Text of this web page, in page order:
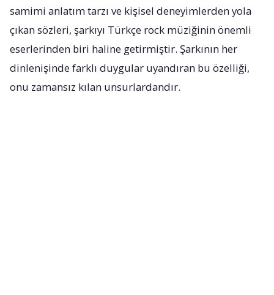
samimi anlatım tarzı ve kişisel deneyimlerden yola
çıkan sözleri, şarkıyı Türkçe rock müziğinin önemli
eserlerinden biri haline getirmiştir. Şarkının her
dinlenişinde farklı duygular uyandıran bu özelliği,
onu zamansız kılan unsurlardandır.